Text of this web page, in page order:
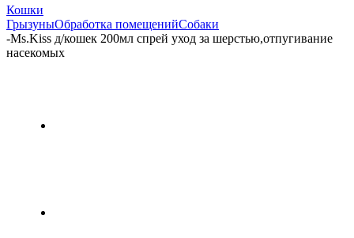
Кошки
ГрызуныОбработка помещенийСобаки
-Ms.Kiss д/кошек 200мл спрей уход за шерстью,отпугивание
насекомых